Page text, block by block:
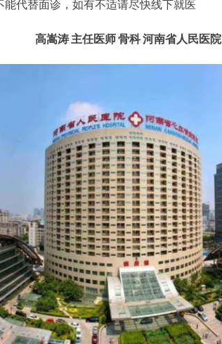
代替面诊，如有不适请尽快线下就医
高嵩涛 主任医师骨科河南省人民医院